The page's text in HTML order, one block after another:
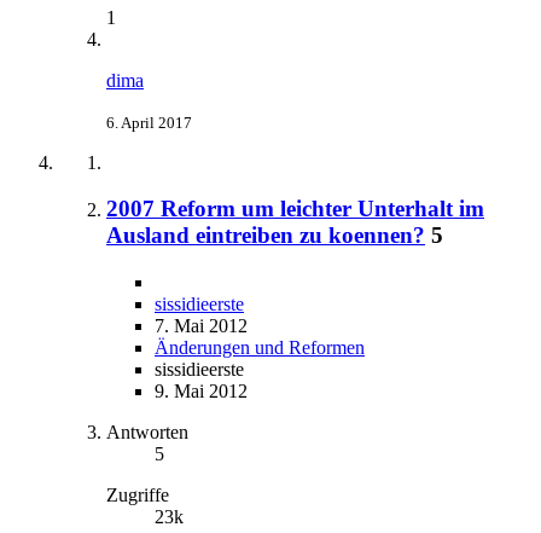
1
dima
6. April 2017
2007 Reform um leichter Unterhalt im
Ausland eintreiben zu koennen? 5
sissidieerste
7. Mai 2012
Änderungen und Reformen
sissidieerste
9. Mai 2012
Antworten
5
Zugriffe
23k